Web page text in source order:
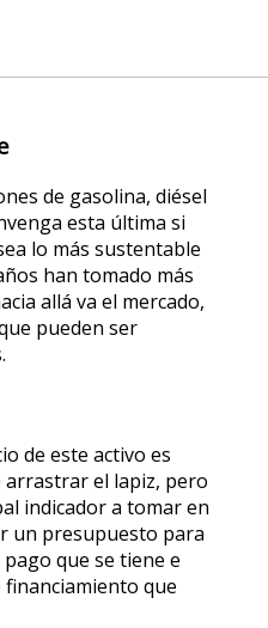
de gasolina, diésel
esta última si
lo más sustentable
han tomado más
allá va el mercado,
pueden ser
de este activo es
el lapiz, pero
indicador a tomar en
un presupuesto para
que se tiene e
que